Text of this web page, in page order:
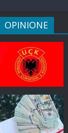
OPINIONE